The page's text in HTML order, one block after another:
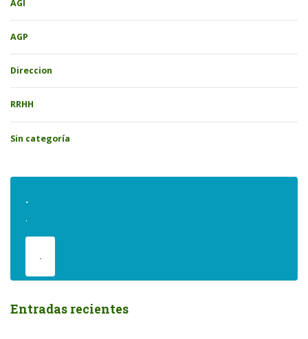
AGI
AGP
Direccion
RRHH
Sin categoría
.
.
.
Entradas recientes